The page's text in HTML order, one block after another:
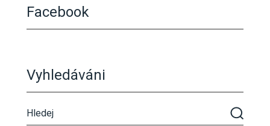
Facebook
Vyhledáváni